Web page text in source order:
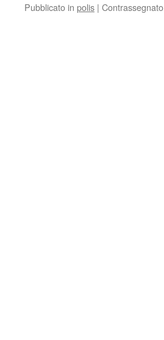
Pubblicato in polis | Contrassegnato